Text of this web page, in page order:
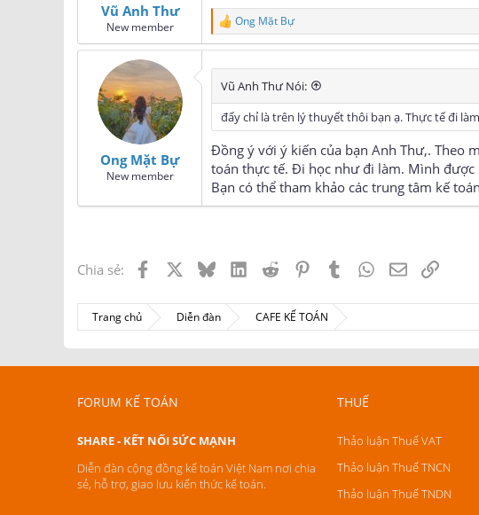
Vũ Anh Thư
New member
R
e
a
c
n
:
Ong Mặt Bự
Ong Mặt Bự
New member
Vũ Anh Thư Nói:
đấy chỉ là trên lý thuyết thôi bạn ạ. Thực tế đi
Đồng ý với ý kiến của bạn Anh Thư,. Theo
toán thực tế. Đi học như đi làm. Mình
Bạn có thể tham khảo các trung tâm kế
Chia sẻ: Facebook BlueskyLinkedIn
Reddit PinterestTumblrWhatsApp
EmailLink
Trang chủ Diễn đàn CAFE KẾ TOÁN
FORUM KẾ TOÁN
SHARE - KẾT NỐI SỨC MẠNH
Diễn đàn cộng đồng kế toán Việt Nam nơi chia
sẻ, hỗ trợ, giao lưu kiến thức kế toán.
THUẾ
Thảo luận Thuế VAT
Thảo luận Thuế TNCN
Thảo luận Thuế TNDN